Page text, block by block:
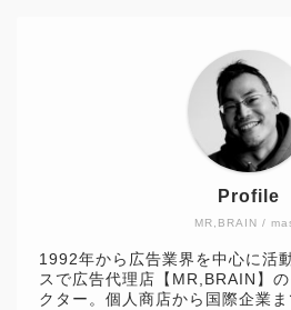
MR,BRAIN /
Profile
1992年から広告業界を中心に活
スで広告代理店【MR,BRAIN】
クター。個人商店から国際企業ま